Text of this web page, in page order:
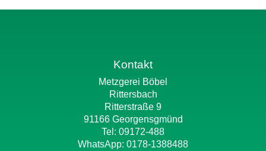
Kontakt
Metzgerei Böbel
Rittersbach
Ritterstraße 9
91166 Georgensgmünd
Tel: 09172-488
WhatsApp: 0178-1388488